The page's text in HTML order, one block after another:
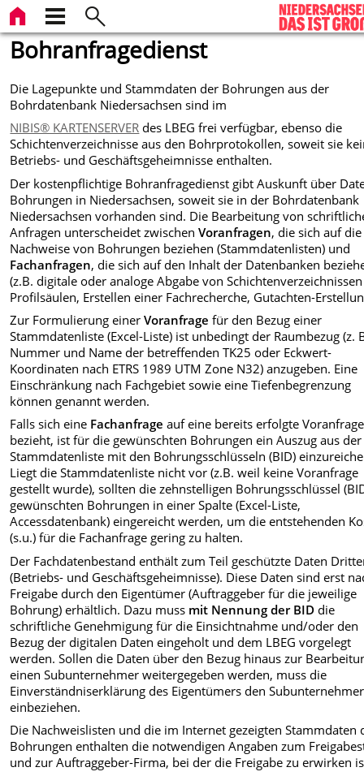
Bohranfragedienst
Die Lagepunkte und Stammdaten der Bohrungen aus der
Bohrdatenbank Niedersachsen sind im
NIBIS® KARTENSERVER des LBEG frei verfügbar, ebenso die
Schichtenverzeichnisse aus den Bohrprotokollen, soweit sie
Betriebs- und Geschäftsgeheimnisse enthalten.
Der kostenpflichtige Bohranfragedienst gibt Auskunft über
Bohrungen in Niedersachsen, soweit sie in der Bohrdatenbank
Niedersachsen vorhanden sind. Die Bearbeitung von
Anfragen unterscheidet zwischenVoranfragen, die sich auf die
Nachweise von Bohrungen beziehen (Stammdatenlisten) und
Fachanfragen, die sich auf den Inhalt der Datenbanken
(z.B. digitale oder analoge Abgabe von
Profilsäulen, Erstellen einer Fachrecherche, Gutachten-
Zur Formulierung einerVoranfrage für den Bezug einer
Stammdatenliste (Excel-Liste) ist unbedingt der Raumbezug (z.
Nummer und Name der betreffenden TK25 oder Eckwert-
Koordinaten nach ETRS 1989 UTM Zone N32) anzugeben. Eine
Einschränkung nach Fachgebiet sowie eine Tiefenbegrenzung
können genannt werden.
Falls sich eine Fachanfrage auf eine bereits erfolgte Voranfrage
bezieht, ist für die gewünschten Bohrungen ein Auszug aus der
Stammdatenliste mit den Bohrungsschlüsseln (BID)
Liegt die Stammdatenliste nicht vor (z.B. weil keine Voranfrage
gestellt wurde), sollten die zehnstelligen Bohrungsschlüssel
gewünschten Bohrungen in einer Spalte (Excel-Liste,
Accessdatenbank) eingereicht werden, um die entstehenden
(s.u.) für die Fachanfrage gering zu halten.
Der Fachdatenbestand enthält zum Teil geschützte Daten
(Betriebs- und Geschäftsgeheimnisse). Diese Daten sind erst
Freigabe durch den Eigentümer (Auftraggeber für die jeweilige
Bohrung) erhältlich. Dazu muss mit Nennung der BID die
schriftliche Genehmigung für die Einsichtnahme und/oder den
Bezug der digitalen Daten eingeholt und dem LBEG vorgelegt
werden. Sollen die Daten über den Bezug hinaus zur
einen Subunternehmer weitergegeben werden, muss die
Einverständniserklärung des Eigentümers den
einbeziehen.
Die Nachweislisten und die im Internet gezeigten Stammdaten
Bohrungen enthalten die notwendigen Angaben zum
und zur Auftraggeber-Firma, bei der die Freigabe zu erwirken